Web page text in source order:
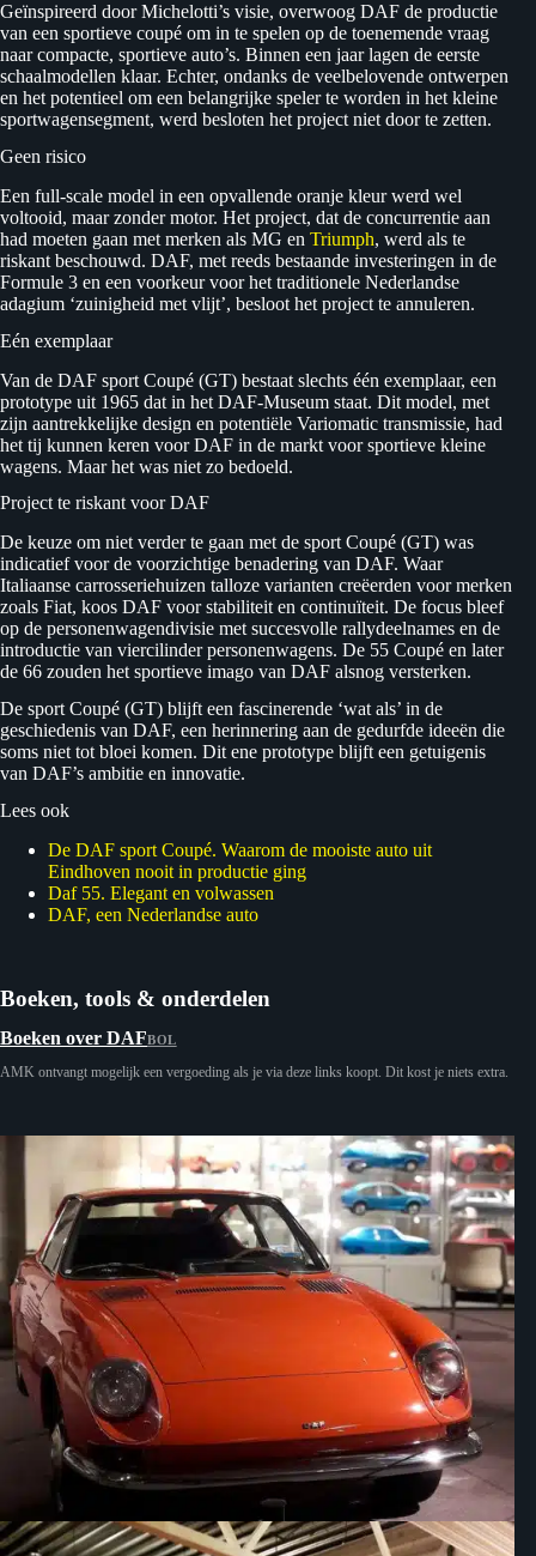
Geïnspireerd door Michelotti’s visie, overwoog DAF de productie
van een sportieve coupé om in te spelen op de toenemende vraag
naar compacte, sportieve auto’s. Binnen een jaar lagen de eerste
schaalmodellen klaar. Echter, ondanks de veelbelovende ontwerpen
en het potentieel om een belangrijke speler te worden in het kleine
sportwagensegment, werd besloten het project niet door te zetten.
Geen risico
Een full-scale model in een opvallende oranje kleur werd wel
voltooid, maar zonder motor. Het project, dat de concurrentie aan
had moeten gaan met merken als MG en Triumph, werd als te
riskant beschouwd. DAF, met reeds bestaande investeringen in de
Formule 3 en een voorkeur voor het traditionele Nederlandse
adagium ‘zuinigheid met vlijt’, besloot het project te annuleren.
Eén exemplaar
Van de DAF sport Coupé (GT) bestaat slechts één exemplaar, een
prototype uit 1965 dat in het DAF-Museum staat. Dit model, met
zijn aantrekkelijke design en potentiële Variomatic transmissie, had
het tij kunnen keren voor DAF in de markt voor sportieve kleine
wagens. Maar het was niet zo bedoeld.
Project te riskant voor DAF
De keuze om niet verder te gaan met de sport Coupé (GT) was
indicatief voor de voorzichtige benadering van DAF. Waar
Italiaanse carrosseriehuizen talloze varianten creëerden voor merken
zoals Fiat, koos DAF voor stabiliteit en continuïteit. De focus bleef
op de personenwagendivisie met succesvolle rallydeelnames en de
introductie van viercilinder personenwagens. De 55 Coupé en later
de 66 zouden het sportieve imago van DAF alsnog versterken.
De sport Coupé (GT) blijft een fascinerende ‘wat als’ in de
geschiedenis van DAF, een herinnering aan de gedurfde ideeën die
soms niet tot bloei komen. Dit ene prototype blijft een getuigenis
van DAF’s ambitie en innovatie.
Lees ook
De DAF sport Coupé. Waarom de mooiste auto uit
Eindhoven nooit in productie ging
Daf 55. Elegant en volwassen
DAF, een Nederlandse auto
Boeken, tools & onderdelen
Boeken over DAFBOL
AMK ontvangt mogelijk een vergoeding als je via deze links koopt. Dit kost je niets extra.